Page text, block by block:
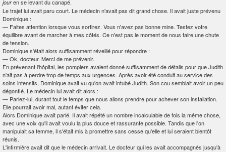
jour en se levant du canapé.
Le trajet lui avait paru court. Le médecin n'avait pas dit grand chose. Il avait juste prévenu
Dominique :
— Faites attention lorsque vous sortirez. Vous n'avez pas bonne mine. Testez votre
équilibre avant de marcher à mes côtés. Ce n'est pas le moment de nous faire une chute
de tension.
Dominique s'était alors suffisamment réveillé pour répondre :
—Ok, docteur. Merci de me prévenir.
En prévenant l'hôpital, les pompiers avaient donné suffisamment de détails pour que Judith
n'ait pas à perdre trop de temps aux urgences. Après avoir été conduit au service des
soins intensifs, Dominique avait vu qu'on avait intubé Judith. Son cou semblait avoir un peu
dégonflé. Le médecin lui avait dit alors :
— Parlez-lui, durant tout le temps que nous allons prendre pour achever son installation.
Elle pourrait avoir mal, autant éviter cela.
Alors Dominique avait parlé. Il avait répété un nombre incalculable de fois la même chose,
avec une voix qu'il avait voulu la plus douce et rassurante possible. Tandis que l'on
manipulait sa femme, il s'était mis à promettre sans cesse qu'elle et lui seraient bientôt
réunis.
L'infirmière avait dit que le médecin arrivait. Le docteur qui les avait accompagnés jusqu'à